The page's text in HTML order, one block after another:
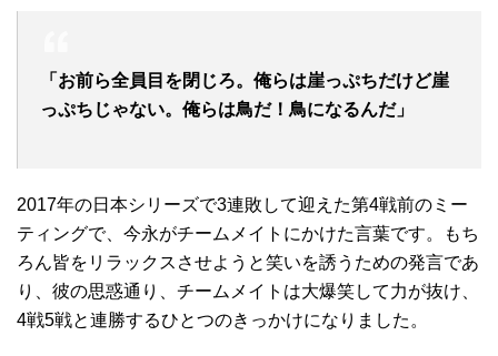
「お前ら全員目を閉じろ。俺らは崖っぷちだけど崖
っぷちじゃない。俺らは鳥だ！鳥になるんだ」
2017年の日本シリーズで3連敗して迎えた第4戦前のミー
ティングで、今永がチームメイトにかけた言葉です。もち
ろん皆をリラックスさせようと笑いを誘うための発言であ
り、彼の思惑通り、チームメイトは大爆笑して力が抜け、
4戦5戦と連勝するひとつのきっかけになりました。